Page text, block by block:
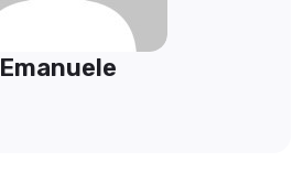
Emanuele